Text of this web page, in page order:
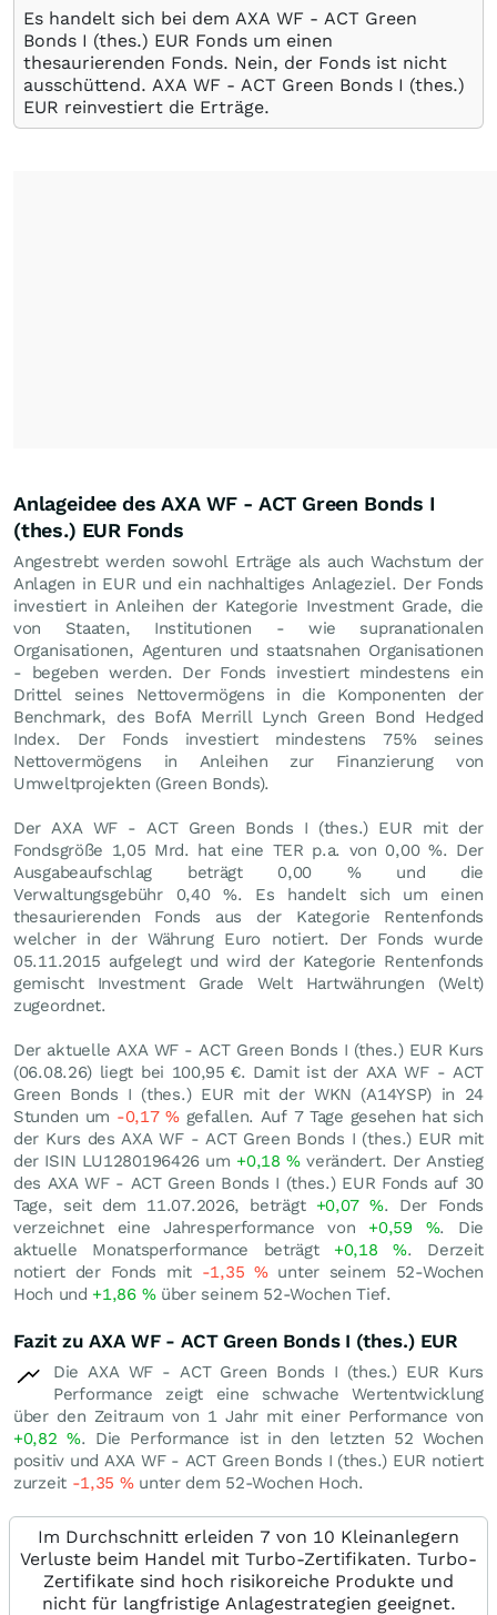
Es handelt sich bei dem AXA WF - ACT Green
Bonds I (thes.) EUR Fonds um einen
thesaurierenden Fonds. Nein, der Fonds ist nicht
ausschüttend. AXA WF - ACT Green Bonds I (thes.)
EUR reinvestiert die Erträge.
Anlageidee des AXA WF - ACT Green Bonds I
(thes.) EUR Fonds
Angestrebt werden sowohl Erträge als auch Wachstum der
Anlagen in EUR und ein nachhaltiges Anlageziel. Der Fonds
investiert in Anleihen der Kategorie Investment Grade, die
von Staaten, Institutionen - wie supranationalen
Organisationen, Agenturen und staatsnahen Organisationen
- begeben werden. Der Fonds investiert mindestens ein
Drittel seines Nettovermögens in die Komponenten der
Benchmark, des BofA Merrill Lynch Green Bond Hedged
Index. Der Fonds investiert mindestens 75% seines
Nettovermögens in Anleihen zur Finanzierung von
Umweltprojekten (Green Bonds).
Der AXA WF - ACT Green Bonds I (thes.) EUR mit der
Fondsgröße 1,05 Mrd. hat eine TER p.a. von 0,00 %. Der
Ausgabeaufschlag beträgt 0,00 % und die
Verwaltungsgebühr 0,40 %. Es handelt sich um einen
thesaurierenden Fonds aus der Kategorie Rentenfonds
welcher in der Währung Euro notiert. Der Fonds wurde
05.11.2015 aufgelegt und wird der Kategorie Rentenfonds
gemischt Investment Grade Welt Hartwährungen (Welt)
zugeordnet.
Der aktuelle AXA WF - ACT Green Bonds I (thes.) EUR Kurs
(06.08.26) liegt bei 100,95 €. Damit ist der AXA WF - ACT
Green Bonds I (thes.) EUR mit der WKN (A14YSP) in 24
Stunden um -0,17%gefallen. Auf 7 Tage gesehen hat sich
der Kurs des AXA WF - ACT Green Bonds I (thes.) EUR mit
der ISIN LU1280196426 um +0,18%verändert. Der Anstieg
des AXA WF - ACT Green Bonds I (thes.) EUR Fonds auf 30
Tage, seit dem 11.07.2026, beträgt +0,07%. Der Fonds
verzeichnet eine Jahresperformance von +0,59 %. Die
aktuelle Monatsperformance beträgt +0,18%. Derzeit
notiert der Fonds mit -1,35 %unter seinem 52-Wochen
Hoch und +1,86 %über seinem 52-Wochen Tief.
Fazit zu AXA WF - ACT Green Bonds I (thes.) EUR
Die AXA WF - ACT Green Bonds I (thes.) EUR Kurs
Performance zeigt eine schwache Wertentwicklung
über den Zeitraum von 1 Jahr mit einer Performance von
+0,82 %. Die Performance ist in den letzten 52 Wochen
positiv und AXA WF - ACT Green Bonds I (thes.) EUR notiert
zurzeit -1,35 %unter dem 52-Wochen Hoch.
Im Durchschnitt erleiden 7 von 10 Kleinanlegern
Verluste beim Handel mit Turbo-Zertifikaten. Turbo-
Zertifikate sind hoch risikoreiche Produkte und
nicht für langfristige Anlagestrategien geeignet.